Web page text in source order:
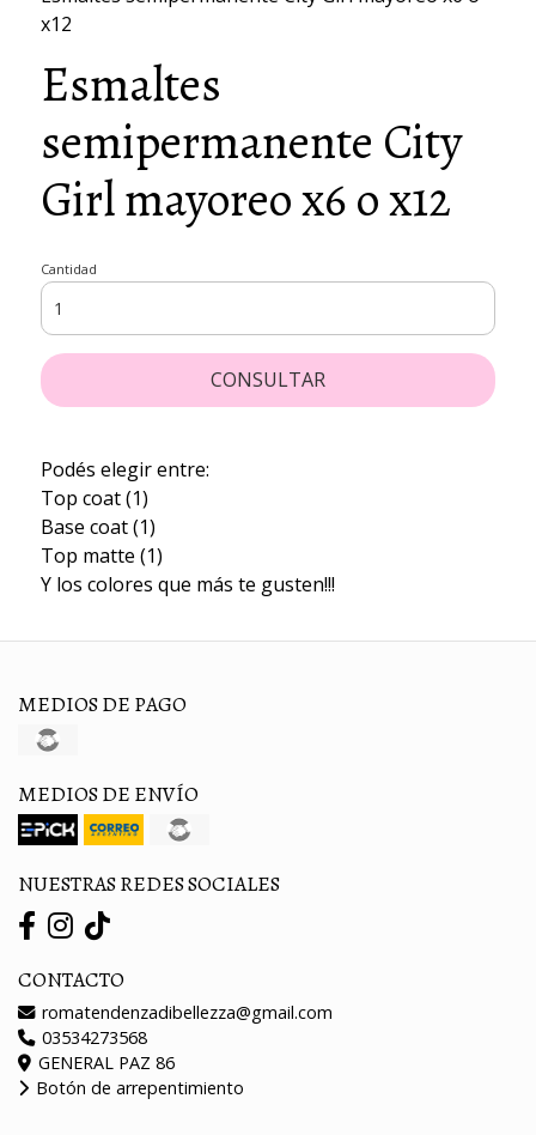
x12
Esmaltes
semipermanente City
Girl mayoreo x6 o x12
Cantidad
CONSULTAR
Podés elegir entre:
Top coat (1)
Base coat (1)
Top matte (1)
Y los colores que más te gusten!!!
MEDIOS DE PAGO
MEDIOS DE ENVÍO
NUESTRAS REDES SOCIALES
CONTACTO
romatendenzadibellezza@gmail.com
03534273568
GENERAL PAZ 86
Botón de arrepentimiento